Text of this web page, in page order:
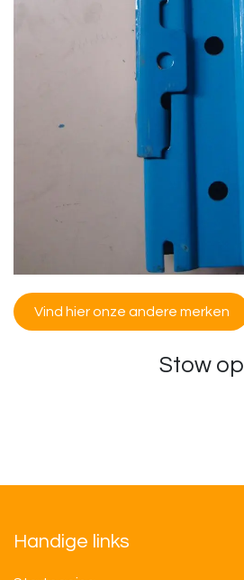
Vind hier​​ onze andere merken
Stow op
Handige links